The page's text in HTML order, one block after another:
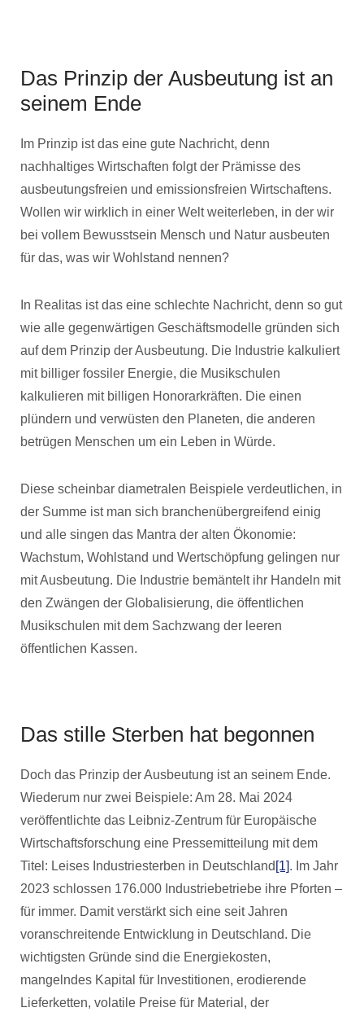
Das Prinzip der Ausbeutung ist an
seinem Ende
Im Prinzip ist das eine gute Nachricht, denn
nachhaltiges Wirtschaften folgt der Prämisse des
ausbeutungsfreien und emissionsfreien Wirtschaftens.
Wollen wir wirklich in einer Welt weiterleben, in der wir
bei vollem Bewusstsein Mensch und Natur ausbeuten
für das, was wir Wohlstand nennen?
In Realitas ist das eine schlechte Nachricht, denn so gut
wie alle gegenwärtigen Geschäftsmodelle gründen sich
auf dem Prinzip der Ausbeutung. Die Industrie kalkuliert
mit billiger fossiler Energie, die Musikschulen
kalkulieren mit billigen Honorarkräften. Die einen
plündern und verwüsten den Planeten, die anderen
betrügen Menschen um ein Leben in Würde.
Diese scheinbar diametralen Beispiele verdeutlichen, in
der Summe ist man sich branchenübergreifend einig
und alle singen das Mantra der alten Ökonomie:
Wachstum, Wohlstand und Wertschöpfung gelingen nur
mit Ausbeutung. Die Industrie bemäntelt ihr Handeln mit
den Zwängen der Globalisierung, die öffentlichen
Musikschulen mit dem Sachzwang der leeren
öffentlichen Kassen.
Das stille Sterben hat begonnen
Doch das Prinzip der Ausbeutung ist an seinem Ende.
Wiederum nur zwei Beispiele: Am 28. Mai 2024
veröffentlichte das Leibniz-Zentrum für Europäische
Wirtschaftsforschung eine Pressemitteilung mit dem
Titel: Leises Industriesterben in Deutschland [1]. Im Jahr
2023 schlossen 176.000 Industriebetriebe ihre Pforten –
für immer. Damit verstärkt sich eine seit Jahren
voranschreitende Entwicklung in Deutschland. Die
wichtigsten Gründe sind die Energiekosten,
mangelndes Kapital für Investitionen, erodierende
Lieferketten, volatile Preise für Material, der